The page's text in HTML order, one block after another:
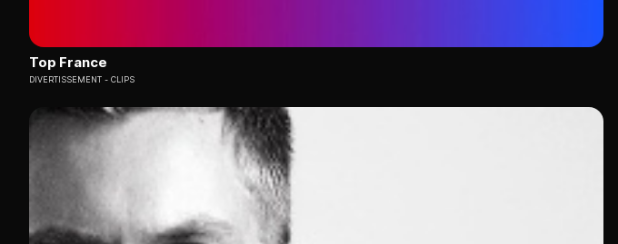
Top France
DIVERTISSEMENT CLIPS